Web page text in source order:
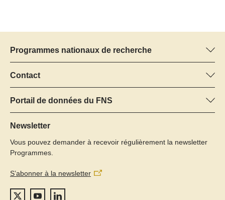
Programmes nationaux de recherche
Vous trouverez ici des informations sur tous les Programmes
nationaux de recherche (PNR) :
Tous les PNR
Contact
Manager du programme
Dr Pascal Walther, FNS
Tél.: +
22
Portail de données du FNS
Vous trouverez ici des informations complètes sur les projets de
recherche et les subsides approuvés par le FNS.
Recherche de projets
Newsletter
Vous pouvez demander à recevoir régulièrement la newsletter
Programmes.
S’abonner à la newsletter